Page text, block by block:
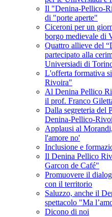
Il "Denina-Pellico-
di "porte aperte"
Ciceroni per un
borgo medievale di
Quattro allieve del
partecipato alla
Universiadi di
L'offerta formativa
Rivoira"
Al Denina Pellico
il prof. Franco
Dalla segreteria del
Denina-Pellico-
Applausi al
l'amore no'
Inclusione e
Il Denina Pellico
Garcon de Café"
Promuovere il
con il territorio
Saluzzo, anche il
spettacolo "Ma
Dicono di noi